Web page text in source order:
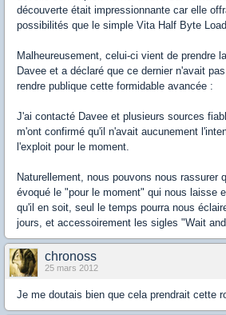
découverte était impressionnante car elle
possibilités que le simple Vita Half Byte
Malheureusement, celui-ci vient de prendre
Davee et a déclaré que ce dernier n'avait
rendre publique cette formidable avancée :
J'ai contacté Davee et plusieurs sources
m'ont confirmé qu'il n'avait aucunement
l'exploit pour le moment.
Naturellement, nous pouvons nous rassurer
évoqué le "pour le moment" qui nous laisse
qu'il en soit, seul le temps pourra nous
jours, et accessoirement les sigles "Wait
chronoss
25 mars 2012
Je me doutais bien que cela prendrait cette